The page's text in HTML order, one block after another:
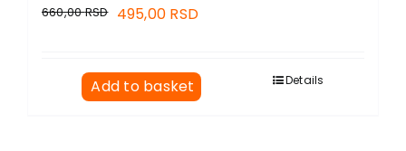
Authors
EU PROJECTS
660,00RSD 495,00 RSD
Add to basket Details